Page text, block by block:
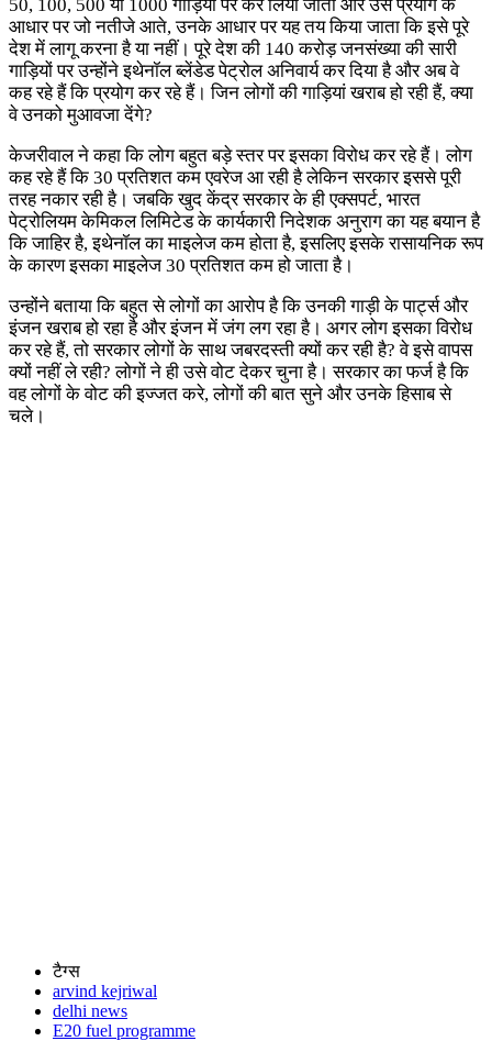
50, 100, 500 या 1000 गाड़ियों पर कर लिया जाता और उस प्रयाेग के
आधार पर जो नतीजे आते, उनके आधार पर यह तय किया जाता कि इसे पूरे
देश में लागू करना है या नहीं। पूरे देश की 140 करोड़ जनसंख्या की सारी
गाड़ियों पर उन्होंने इथेनॉल ब्लेंडेड पेट्रोल अनिवार्य कर दिया है और अब वे
कह रहे हैं कि प्रयोग कर रहे हैं। जिन लोगों की गाड़ियां खराब हो रही हैं, क्या
वे उनको मुआवजा देंगे?
केजरीवाल ने कहा कि लोग बहुत बड़े स्तर पर इसका विरोध कर रहे हैं। लोग
कह रहे हैं कि 30 प्रतिशत कम एवरेज आ रही है लेकिन सरकार इससे पूरी
तरह नकार रही है। जबकि खुद केंद्र सरकार के ही एक्सपर्ट, भारत
पेट्रोलियम केमिकल लिमिटेड के कार्यकारी निदेशक अनुराग का यह बयान है
कि जाहिर है, इथेनॉल का माइलेज कम होता है, इसलिए इसके रासायनिक रूप
के कारण इसका माइलेज 30 प्रतिशत कम हो जाता है।
उन्होंने बताया कि बहुत से लोगों का आरोप है कि उनकी गाड़ी के पार्ट्स और
इंजन खराब हो रहा है और इंजन में जंग लग रहा है। अगर लोग इसका विरोध
कर रहे हैं, तो सरकार लोगों के साथ जबरदस्ती क्यों कर रही है? वे इसे वापस
क्यों नहीं ले रही? लोगों ने ही उसे वोट देकर चुना है। सरकार का फर्ज है कि
वह लोगों के वोट की इज्जत करे, लोगों की बात सुने और उनके हिसाब से
चले।
टैग्स
arvind kejriwal
delhi news
E20 fuel programme